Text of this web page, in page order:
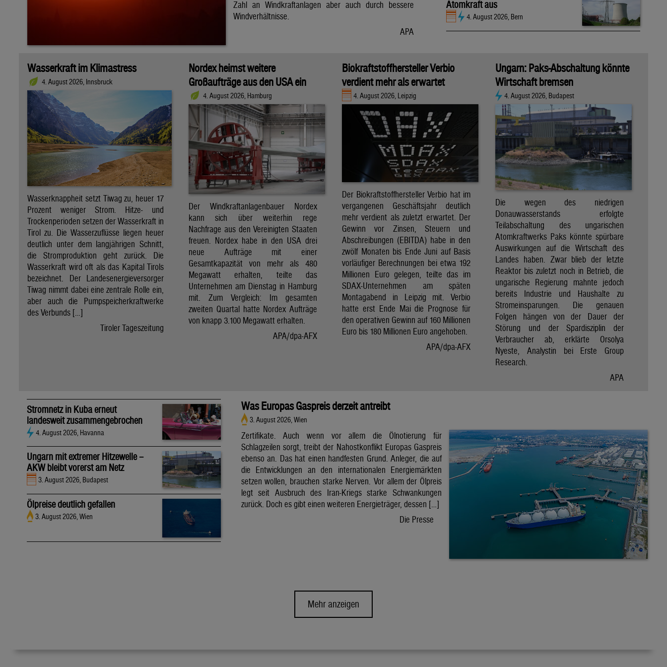
Zahl an Windkraftanlagen aber auch durch bessere
Windverhältnisse.
APA
Atomkraft aus
4. August 2026, Bern
Wasserkraft im Klimastress
4. August 2026, Innsbruck
Wasserknappheit setzt Tiwag zu, heuer 17
Prozent weniger Strom. Hitze- und
Trockenperioden setzen der Wasserkraft in
Tirol zu. Die Wasserzuflüsse liegen heuer
deutlich unter dem langjährigen Schnitt,
die Stromproduktion geht zurück. Die
Wasserkraft wird oft als das Kapital Tirols
bezeichnet. Der Landesenergieversorger
Tiwag nimmt dabei eine zentrale Rolle ein,
aber auch die Pumpspeicherkraftwerke
des Verbunds […]
Tiroler Tageszeitung
Nordex heimst weitere
Großaufträge aus den USA ein
4. August 2026, Hamburg
Der Windkraftanlagenbauer Nordex
kann sich über weiterhin rege
Nachfrage aus den Vereinigten Staaten
freuen. Nordex habe in den USA drei
neue Aufträge mit einer
Gesamtkapazität von mehr als 480
Megawatt erhalten, teilte das
Unternehmen am Dienstag in Hamburg
mit. Zum Vergleich: Im gesamten
zweiten Quartal hatte Nordex Aufträge
von knapp 3.100 Megawatt erhalten.
APA/dpa-AFX
Biokraftstoffhersteller Verbio
verdient mehr als erwartet
4. August 2026, Leipzig
Der Biokraftstoffhersteller Verbio hat im
vergangenen Geschäftsjahr deutlich
mehr verdient als zuletzt erwartet. Der
Gewinn vor Zinsen, Steuern und
Abschreibungen (EBITDA) habe in den
zwölf Monaten bis Ende Juni auf Basis
vorläufiger Berechnungen bei etwa 192
Millionen Euro gelegen, teilte das im
SDAX-Unternehmen am späten
Montagabend in Leipzig mit. Verbio
hatte erst Ende Mai die Prognose für
den operativen Gewinn auf 160 Millionen
Euro bis 180 Millionen Euro angehoben.
APA/dpa-AFX
Ungarn: Paks-Abschaltung könnte
Wirtschaft bremsen
4. August 2026, Budapest
Die wegen des niedrigen
Donauwasserstands erfolgte
Teilabschaltung des ungarischen
Atomkraftwerks Paks könnte spürbare
Auswirkungen auf die Wirtschaft des
Landes haben. Zwar blieb der letzte
Reaktor bis zuletzt noch in Betrieb, die
ungarische Regierung mahnte jedoch
bereits Industrie und Haushalte zu
Stromeinsparungen. Die genauen
Folgen hängen von der Dauer der
Störung und der Spardisziplin der
Verbraucher ab, erklärte Orsolya
Nyeste, Analystin bei Erste Group
Research.
APA
Stromnetz in Kuba erneut
landesweit zusammengebrochen
4. August 2026, Havanna
Ungarn mit extremer Hitzewelle –
AKW bleibt vorerst am Netz
3. August 2026, Budapest
Ölpreise deutlich gefallen
3. August 2026, Wien
Was Europas Gaspreis derzeit antreibt
3. August 2026, Wien
Zertifikate. Auch wenn vor allem die Ölnotierung für
Schlagzeilen sorgt, treibt der Nahostkonflikt Europas Gaspreis
ebenso an. Das hat einen handfesten Grund. Anleger, die auf
die Entwicklungen an den internationalen Energiemärkten
setzen wollen, brauchen starke Nerven. Vor allem der Ölpreis
legt seit Ausbruch des Iran-Kriegs starke Schwankungen
zurück. Doch es gibt einen weiteren Energieträger, dessen […]
Die Presse
Mehr anzeigen